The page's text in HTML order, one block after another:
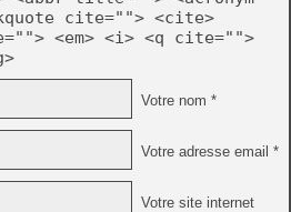
cite=""> <cite>
<em> <i> <q cite="">
Votre nom *
Votre adresse email *
Votre site internet